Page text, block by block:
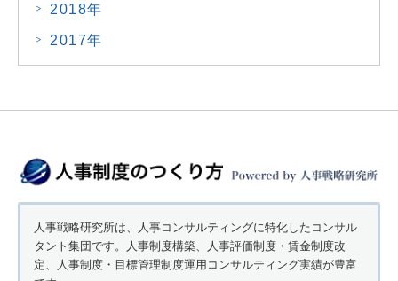
2018年
2017年
人事戦略研究所は、人事コンサルティングに特化したコンサル
タント集団です。人事制度構築、人事評価制度・賃金制度改
定、人事制度・目標管理制度運用コンサルティング実績が豊富